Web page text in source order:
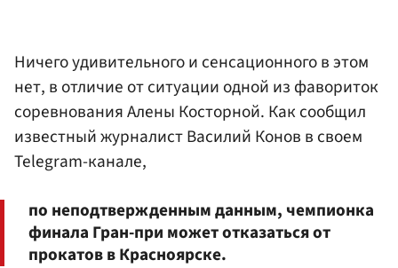
Ничего удивительного и сенсационного в этом
нет, в отличие от ситуации одной из фавориток
соревнования Алены Косторной. Как сообщил
известный журналист Василий Конов в своем
Telegram-канале,
по неподтвержденным данным, чемпионка
финала Гран-при может отказаться от
прокатов в Красноярске.